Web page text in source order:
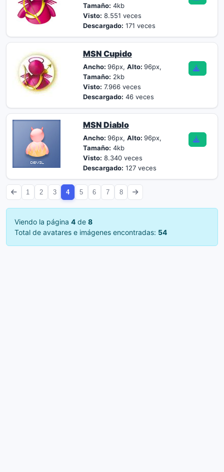
Tamaño: 4kb
Visto: 8.551 veces
Descargado: 171 veces
MSN Cupido
Ancho: 96px, Alto: 96px,
Tamaño: 2kb
Visto: 7.966 veces
Descargado: 46 veces
MSN Diablo
Ancho: 96px, Alto: 96px,
Tamaño: 4kb
Visto: 8.340 veces
Descargado: 127 veces
1 2 3 4 5 6 7 8
Viendo la página 4 de 8
Total de avatares e imágenes encontradas: 54